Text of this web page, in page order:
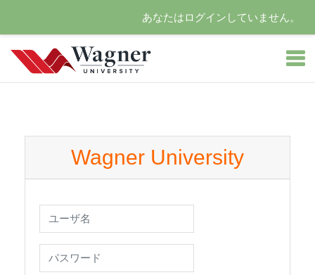
あなたはログインしていません。
Wagner University
ユーザ名